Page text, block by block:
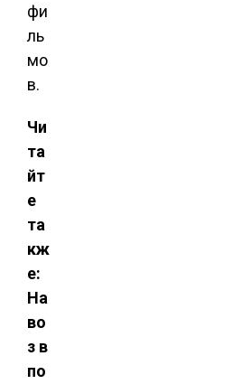
фи
ль
мо
в.
Чи
та
йт
е
та
кж
е:
На
во
з в
по